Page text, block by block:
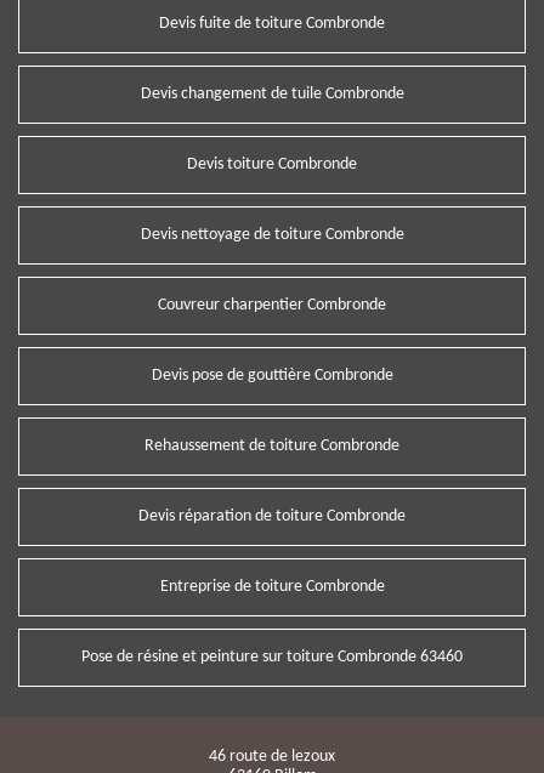
Devis fuite de toiture Combronde
Devis changement de tuile Combronde
Devis toiture Combronde
Devis nettoyage de toiture Combronde
Couvreur charpentier Combronde
Devis pose de gouttière Combronde
Rehaussement de toiture Combronde
Devis réparation de toiture Combronde
Entreprise de toiture Combronde
Pose de résine et peinture sur toiture Combronde 63460
46 route de lezoux